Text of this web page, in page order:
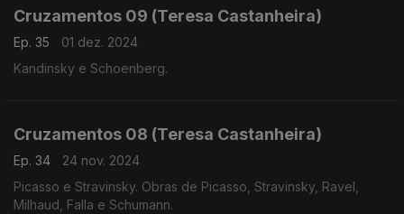
Cruzamentos 09 (Teresa Castanheira)
Ep. 35
01 dez. 2024
Kandinsky e Schoenberg.
Cruzamentos 08 (Teresa Castanheira)
Ep. 34
24 nov. 2024
Picasso e Stravinsky. Obras de Picasso, Stravinsky, Ravel,
Milhaud, Falla e Schumann.